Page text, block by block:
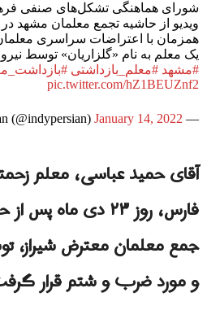
شورای هماهنگی تشکل‌های صنفی
همزمان با اعتراضات سراسری
یک معلم به نام «گلزاریان» توسط
#مشهد #معلم_بازداشتی
pic.twitter.com/hZ1BEUZnf2
— independentpersian (@indypersian)
January 14, 2022
آقای حمید عباسی، معلم
فارس، روز ۲۳ دی
جمع معلمان معترض شیراز،
و مورد ضرب و شتم قرار